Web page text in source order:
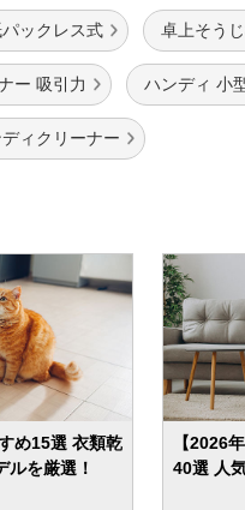
ックレス式 卓上そう
ー 吸引力 ハンディ 小
ィクリーナー
め15選 衣類乾
ルを厳選！
【2026
40選 人